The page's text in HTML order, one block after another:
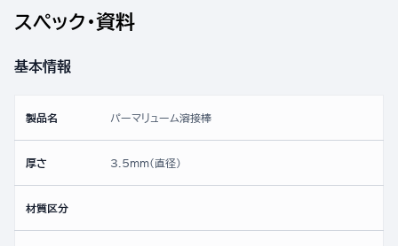
スペック・資料
基本情報
製品名 パーマリューム溶接棒
厚さ 3.5mm(直径)
材質区分